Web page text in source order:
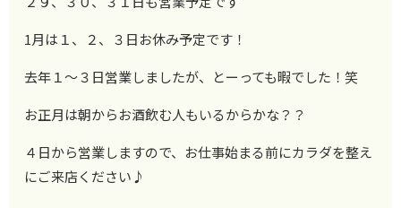
1月は１、２、３日お休み予定です！
去年１～３日営業しましたが、とーっても暇でした！笑
お正月は朝からお酒飲む人もいるからかな？？
４日から営業しますので、お仕事始まる前にカラダを整え
にご来店ください♪